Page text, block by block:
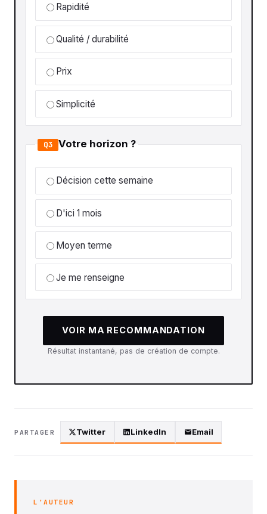
Rapidité
Qualité / durabilité
Prix
Simplicité
Q3 Votre horizon ?
Décision cette semaine
D'ici 1 mois
Moyen terme
Je me renseigne
VOIR MA RECOMMANDATION
Résultat instantané, pas de création de compte.
PARTAGER Twitter LinkedIn Email
L'AUTEUR